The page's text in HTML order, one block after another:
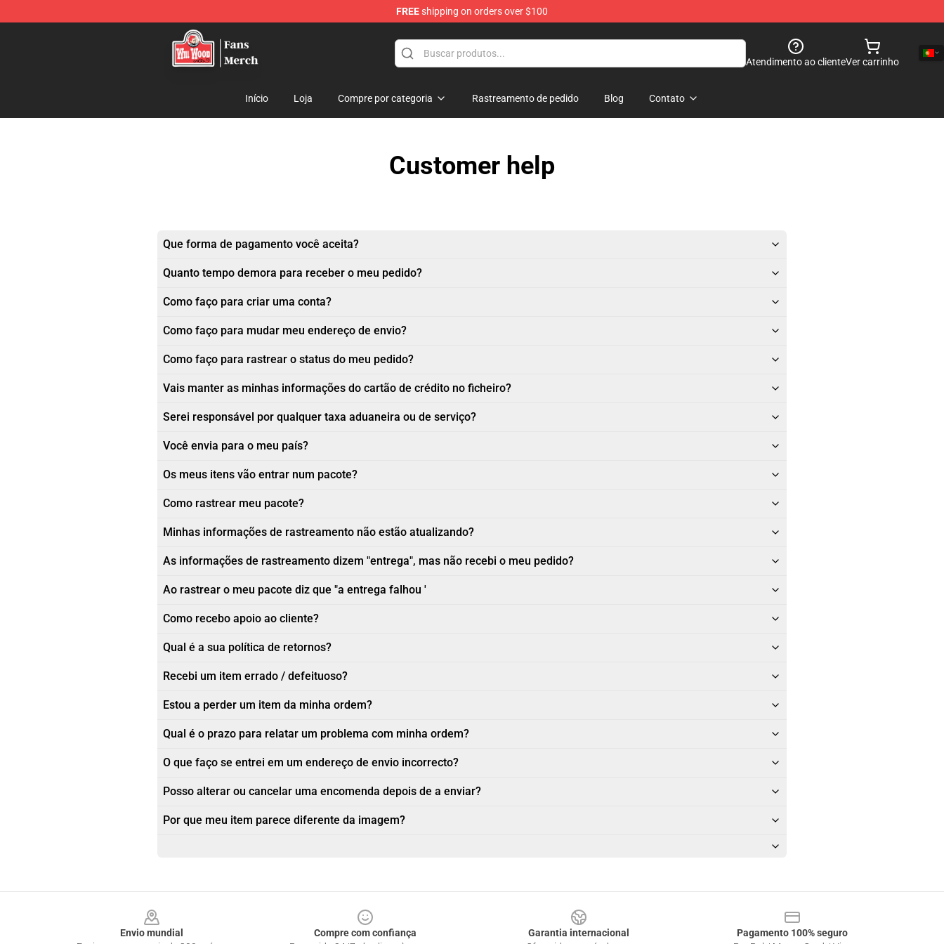
FREEshipping on orders over $100
Will Wood Shop - Official Will Wood Merchandise Store
Atendimento ao clienteVer carrinho
Início Loja Compre por categoria Rastreamento de pedido Blog Contato
Customer help
Que forma de pagamento você aceita?
Quanto tempo demora para receber o meu pedido?
Como faço para criar uma conta?
Como faço para mudar meu endereço de envio?
Como faço para rastrear o status do meu pedido?
Vais manter as minhas informações do cartão de crédito no ficheiro?
Serei responsável por qualquer taxa aduaneira ou de serviço?
Você envia para o meu país?
Os meus itens vão entrar num pacote?
Como rastrear meu pacote?
Minhas informações de rastreamento não estão atualizando?
As informações de rastreamento dizem "entrega", mas não recebi o meu pedido?
Ao rastrear o meu pacote diz que "a entrega falhou '
Como recebo apoio ao cliente?
Qual é a sua política de retornos?
Recebi um item errado / defeituoso?
Estou a perder um item da minha ordem?
Qual é o prazo para relatar um problema com minha ordem?
O que faço se entrei em um endereço de envio incorrecto?
Posso alterar ou cancelar uma encomenda depois de a enviar?
Por que meu item parece diferente da imagem?
Envio mundial
Compre com confiança
Garantia internacional
Pagamento 100% seguro